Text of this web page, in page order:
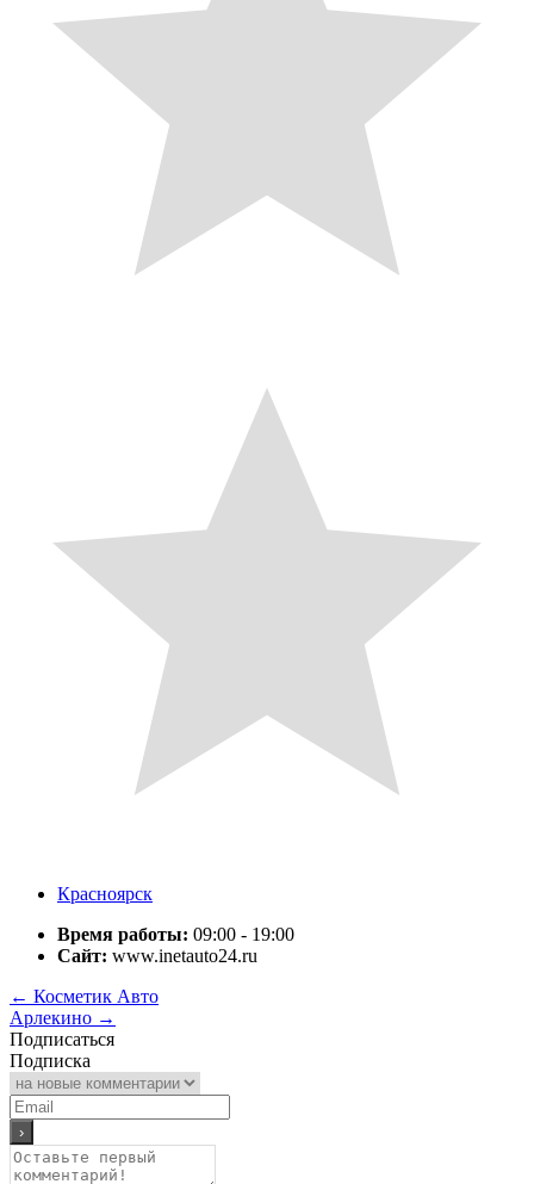
Красноярск
Время работы: 09:00 - 19:00
Сайт: www.inetauto24.ru
← Косметик Авто
Арлекино →
Подписаться
Подписка